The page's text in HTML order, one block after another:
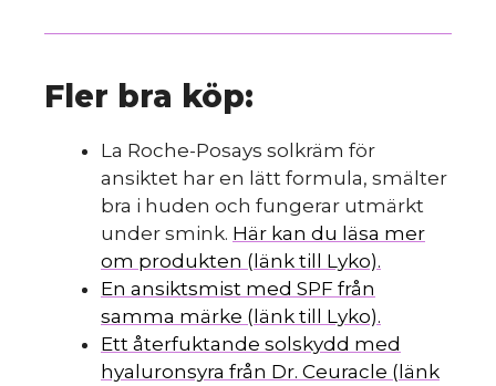
Fler bra köp:
La Roche-Posays solkräm för
ansiktet har en lätt formula, smälter
bra i huden och fungerar utmärkt
under smink. Här kan du läsa mer
om produkten (länk till Lyko).
En ansiktsmist med SPF från
samma märke (länk till Lyko).
Ett återfuktande solskydd med
hyaluronsyra från Dr. Ceuracle (länk